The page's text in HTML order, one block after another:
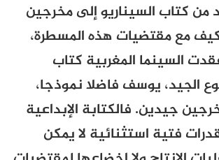
إلى مخرجين
هذه المسطرة،
المغربية كتاب
فاضلا نموذجا،
فالكتابة الإبداعية
لا يمكن